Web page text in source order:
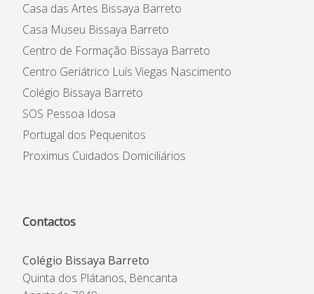
Casa das Artes Bissaya Barreto
Casa Museu Bissaya Barreto
Centro de Formação Bissaya Barreto
Centro Geriátrico Luís Viegas Nascimento
Colégio Bissaya Barreto
SOS Pessoa Idosa
Portugal dos Pequenitos
Proximus Cuidados Domiciliários
Contactos
Colégio Bissaya Barreto
Quinta dos Plátanos, Bencanta